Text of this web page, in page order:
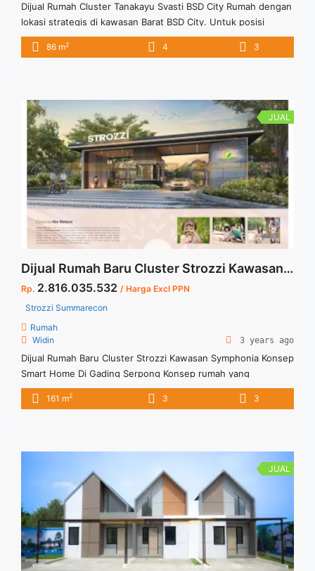
Dijual Rumah Cluster Tanakayu Svasti BSD City Rumah dengan
lokasi strategis di kawasan Barat BSD City. Untuk posisi
cluster Svasti ini paling depan di kawasan Tanakayu, sehingga
tidak berbatasan dengan kampung. Rumah sangat nyaman
lebih lanjut dapat menghubungi Marketing Cluster Tanakayu
Svasti ... <a title="Dijual Rumah Cluster Tanakayu Svasti BSD
City" class="read-more"
href="https://vasapro.com/property/dijual-rumah-cluster-
tanakayu-svasti-bsd-city/" aria-label="Read more about Dijual
Rumah Cluster Tanakayu Svasti BSD City">Read more</a>
86 m2 4 3
JUAL
Dijual Rumah Baru Cluster Strozzi Kawasan Symphonia Konsep Smart Home Di Gading Serpong
Rp. 2.816.035.532 / Harga Excl PPN
Strozzi Summarecon
Rumah
Widin
3 years ago
Dijual Rumah Baru Cluster Strozzi Kawasan Symphonia Konsep
Smart Home Di Gading Serpong Konsep rumah yang
ditawarkan dengan smart home dan healty living, kawasan
Symphonia Cluster Strozzi, dan fasilitas lengkap disekeliling
161 m2 3 3
JUAL